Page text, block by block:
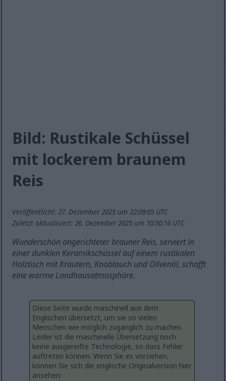
Bild: Rustikale Schüssel
mit lockerem braunem
Reis
Veröffentlicht: 27. Dezember 2025 um 22:09:05 UTC
Zuletzt aktualisiert: 26. Dezember 2025 um 10:50:16 UTC
Wunderschön angerichteter brauner Reis, serviert in
einer dunklen Keramikschüssel auf einem rustikalen
Holztisch mit Kräutern, Knoblauch und Olivenöl, schafft
eine warme Landhausatmosphäre.
Diese Seite wurde maschinell aus dem
Englischen übersetzt, um sie so vielen
Menschen wie möglich zugänglich zu machen.
Leider ist die maschinelle Übersetzung noch
keine ausgereifte Technologie, so dass Fehler
auftreten können. Wenn Sie es vorziehen,
können Sie sich die englische Originalversion hier
ansehen: